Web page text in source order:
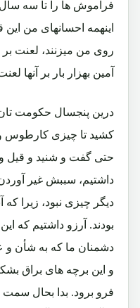
فراموش ها را تا سه
اینهمه احسانهای من
روی من میزنند، لعنت
آمین بهزار بار بر آنها
درین پنجسال حکومت
کشید تا چیزی کارطوس و
حتی گفت و شنید و قیل و
داشتیم، سببش غیر
دیگر چیزی نبود، زیرا که
بودند. آرزو داشتیم که
دشمنان ما که به شأن و
و این برچه های براق
فرو برود. بدا بحال سمت